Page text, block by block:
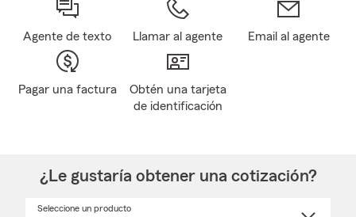
Agente de texto Llamar al agente Email al agente
Pagar una factura
Obtén una tarjeta
de identificación
¿Le gustaría obtener una cotización?
Seleccione un producto